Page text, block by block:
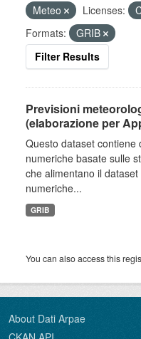
Meteo
Licenses:
Formats:
GRIB
Filter Results
Previsioni
(elaborazione per
Questo dataset contiene
numeriche basate sulle
che alimentano il
numeriche...
GRIB
You can also access this
About Dati Arpae